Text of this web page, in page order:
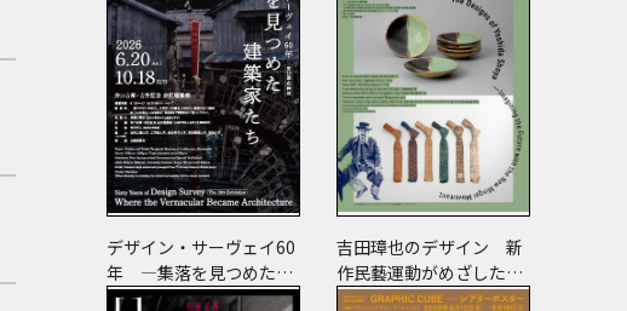
デザイン・サーヴェイ60
年 ―集落を見つめた建
築家たち
吉田璋也のデザイン 新
作民藝運動がめざした未
来